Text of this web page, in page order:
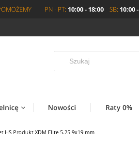
PN - PT: 10:00 - 18:00 SB: 10:00
Nowości Raty 0%
HS Produkt XDM Elite 5.25 9x19 mm